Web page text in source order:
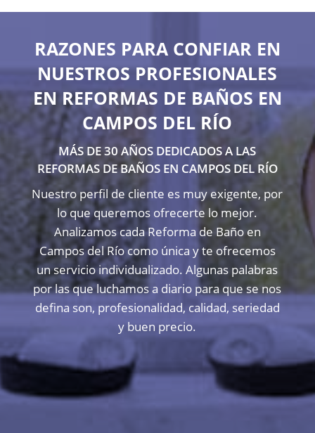
RAZONES PARA CONFIAR EN
NUESTROS PROFESIONALES
EN REFORMAS DE BAÑOS EN
CAMPOS DEL RÍO
MÁS DE 30 AÑOS DEDICADOS A LAS
REFORMAS DE BAÑOS EN CAMPOS DEL RÍO
Nuestro perfil de cliente es muy exigente, por
lo que queremos ofrecerte lo mejor.
Analizamos cada Reforma de Baño en
Campos del Río como única y te ofrecemos
un servicio individualizado. Algunas palabras
por las que luchamos a diario para que se nos
defina son, profesionalidad, calidad, seriedad
y buen precio.